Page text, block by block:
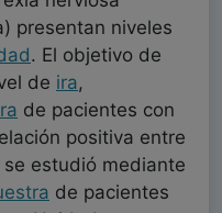
presentan niveles
. El objetivo de
de ira,
de pacientes con
positiva entre
se estudió mediante
de pacientes